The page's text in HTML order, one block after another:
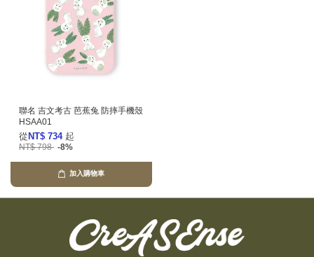
聯名 吉文考古 芭蕉兔 防摔手機殼
HSAA01
從 NT$ 734 起
NT$ 798 -8%
加入購物車